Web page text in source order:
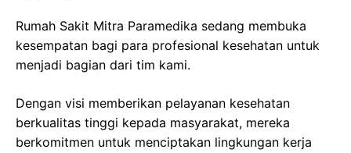
Rumah Sakit Mitra Paramedika sedang membuka
kesempatan bagi para profesional kesehatan untuk
menjadi bagian dari tim kami.
Dengan visi memberikan pelayanan kesehatan
berkualitas tinggi kepada masyarakat, mereka
berkomitmen untuk menciptakan lingkungan kerja